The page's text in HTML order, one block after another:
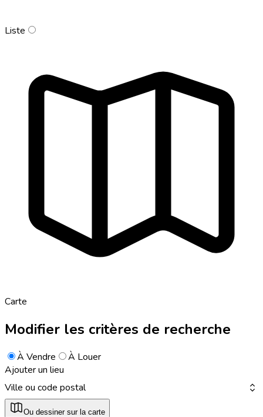
Liste
Carte
Modifier les critères de recherche
À Vendre
À Louer
Ajouter un lieu
Ville ou code postal
Ou dessiner sur la carte